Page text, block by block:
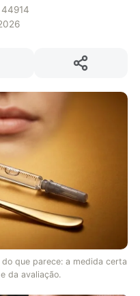
44914
no WhatsApp
Compartilhar
que parece: a medida certa
da avaliação.